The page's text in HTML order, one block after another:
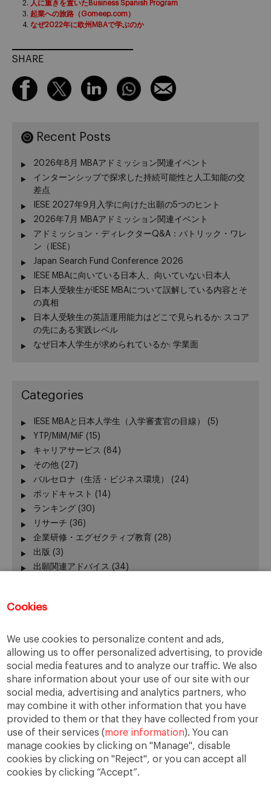
Cookies
We use cookies to personalize content and ads,
allowing us to offer personalized advertising, to provide
social media features and to analyze our traffic. We also
share information about your use of our site with our
social media, advertising and analytics partners, who
may combine it with other information that you have
provided to them or that they have collected from your
use of their services (more information). You can
manage cookies by clicking on "Manage", disable
cookies by clicking on "Reject", or you can accept all
cookies by clicking “Accept”.
人に重きを置いたBusiness Spanish Program
起業への旅路（Gomeep.com）
なぜ2022年に欧州MBAで学ぶのか
SHARE
Recent Posts
2026年8月 MBAアドミッション関連イベント
インターンシップで探求した持続可能性と人工知能の交
差点
IESE 2027年9月入学に向けた出願の5つのヒント
2026年7月 MBAアドミッション関連イベント
アドミッション・ディレクターQ&A：パトリック・ワレ
ン（IESE）
Japan Search Fund Conference 2026
IESE MBAに向いている日本人、向いていない日本人
日本人受験生がIESE MBAについて誤解している内容とそ
の真相
日本人受験生の英語運用能力はどこで見られるか: スコア
の先にある実践レベル
なぜ日本人学生が求められているか: 学業面
Categories
IESE MBAと日本人学生（入学審査官の目線）
(5)
YTP/MiM/MiF (15)
キャリアサービス (84)
その他 (27)
バルセロナ（生活・ビジネス環境）
(24)
ポッドキャスト (14)
ランキング (30)
リサーチ (36)
企業研修・エグゼクティブ教育 (28)
出版 (3)
出願関連アドバイス (34)
卒業生向けイベント
在校生の活躍(42)
報道発表、レポート(24)
学長(24)
授業(130)
新型コロナウィルス (22)